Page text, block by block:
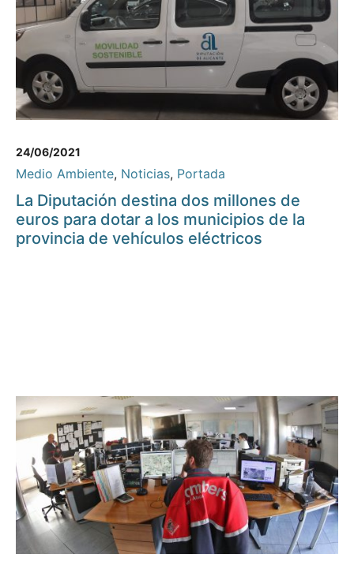
24/06/2021
Medio Ambiente, Noticias, Portada
La Diputación destina dos millones de
euros para dotar a los municipios de la
provincia de vehículos eléctricos